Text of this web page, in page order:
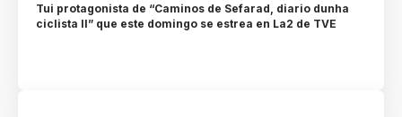
Tui protagonista de “Caminos de Sefarad, diario dunha
ciclista II” que este domingo se estrea en La2 de TVE